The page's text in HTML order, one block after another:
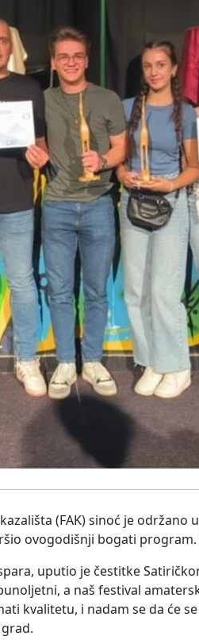
(FAK) sinoć je
ovogodišnji bogati program.
uputio je čestitke
a naš festival
kvalitetu, i nadam se da će